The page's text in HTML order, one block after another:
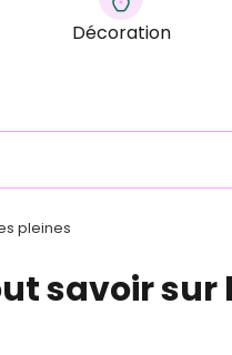
Décoration
pleines
savoir sur